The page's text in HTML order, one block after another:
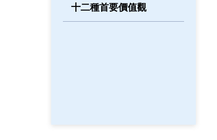
十二種首要價值觀